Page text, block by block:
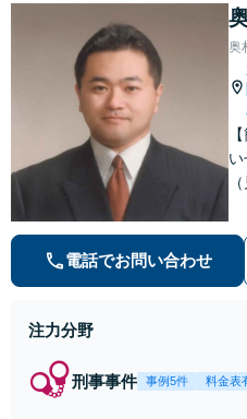
奥
電話でお問い合わせ
注力分野
刑事事件 事例5件 料金表